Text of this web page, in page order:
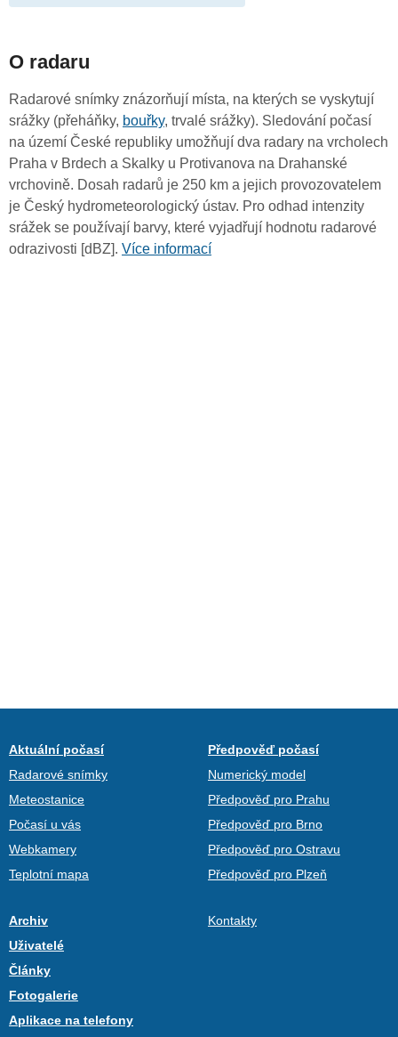
O radaru
Radarové snímky znázorňují místa, na kterých se vyskytují
srážky (přeháňky, bouřky, trvalé srážky). Sledování počasí
na území České republiky umožňují dva radary na vrcholech
Praha v Brdech a Skalky u Protivanova na Drahanské
vrchovině. Dosah radarů je 250 km a jejich provozovatelem
je Český hydrometeorologický ústav. Pro odhad intenzity
srážek se používají barvy, které vyjadřují hodnotu radarové
odrazivosti [dBZ]. Více informací
Aktuální počasí
Radarové snímky
Meteostanice
Počasí u vás
Webkamery
Teplotní mapa
Předpověď počasí
Numerický model
Předpověď pro Prahu
Předpověď pro Brno
Předpověď pro Ostravu
Předpověď pro Plzeň
Archiv
Uživatelé
Články
Fotogalerie
Aplikace na telefony
Kontakty